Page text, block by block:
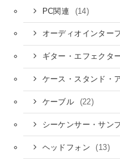
PC関連 (14)
オーディオインター
ギター・エフェクタ
ケース・スタンド・
ケーブル (22)
シーケンサー・サン
ヘッドフォン (13)